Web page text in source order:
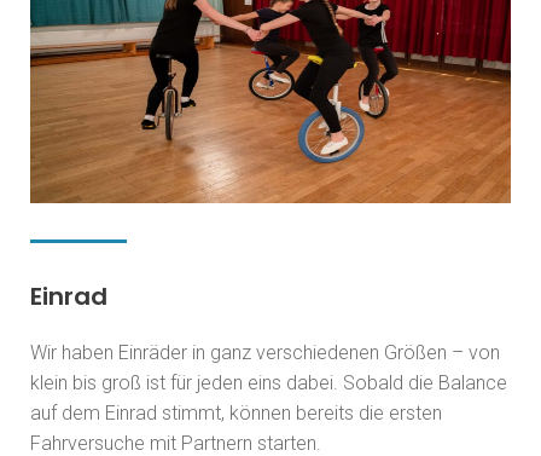
Einrad
Wir haben Einräder in ganz verschiedenen Größen – von
klein bis groß ist für jeden eins dabei. Sobald die Balance
auf dem Einrad stimmt, können bereits die ersten
Fahrversuche mit Partnern starten.